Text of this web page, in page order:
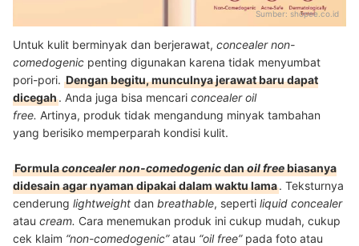
Sumber: shopee.co.id
Untuk kulit berminyak dan berjerawat, concealer non-
comedogenic penting digunakan karena tidak menyumbat
pori-pori. Dengan begitu, munculnya jerawat baru dapat
dicegah. Anda juga bisa mencari concealer oil
free. Artinya, produk tidak mengandung minyak tambahan
yang berisiko memperparah kondisi kulit.
Formulaconcealer non-comedogenicdanoil freebiasanya
didesain agar nyaman dipakai dalam waktu lama. Teksturnya
cenderung lightweight dan breathable, seperti liquid concealer
atau cream. Cara menemukan produk ini cukup mudah, cukup
cek klaim “non-comedogenic”atau “oil free”pada foto atau